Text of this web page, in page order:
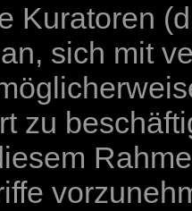
Kuratoren
sich mit
zu